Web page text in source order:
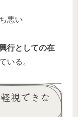
悪い
行としての在
いる。
視できな